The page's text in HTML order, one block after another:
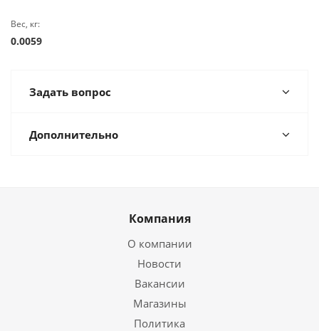
Вес, кг:
0.0059
Задать вопрос
Дополнительно
Компания
О компании
Новости
Вакансии
Магазины
Политика